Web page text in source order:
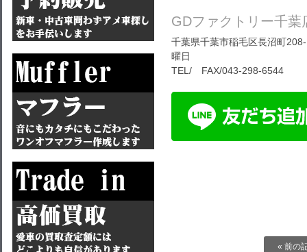
GDファクトリー千葉
千葉県千葉市稲毛区長沼町
曜日
TEL/ FAX/043-298-6544
« 前の